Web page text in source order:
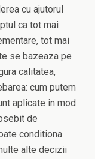
cu ajutorul
ca tot mai
tot mai
se bazeaza pe
calitatea,
cum putem
aplicate in mod
de
conditiona
alte decizii